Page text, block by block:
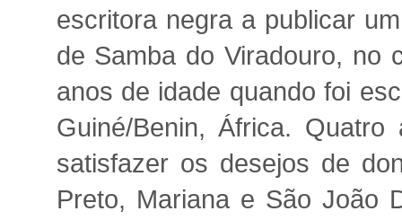
escritora negra a publicar
de Samba do Viradouro, no
anos de idade quando foi
Guiné/Benin, África.
satisfazer os desejos de
Preto, Mariana e São João